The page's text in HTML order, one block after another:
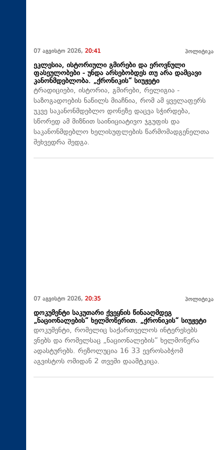
07 აგვისტო 2026, 20:41 პოლიტიკა
ეკლესია, ისტორიული გმირები და ეროვნული
ფასეულობები - უნდა არსებობდეს თუ არა დამცავი
კანონმდებლობა. „ქრონიკის“ სიუჟეტი
ტრადიციები, ისტორია, გმირები, რელიგია -
საზოგადოების ნაწილს მიაჩნია, რომ ამ ყველაფერს
უკვე საკანონმდებლო დონეზე დაცვა სჭირდება,
სწორედ ამ მიზნით საინიციატივო ჯგუფის და
საკანონმდებლო ხელისუფლების წარმომადგენელთა
შეხვედრა შედგა.
07 აგვისტო 2026, 20:35 პოლიტიკა
დოკუმენტი საკუთარი ქვეყნის წინააღმდეგ
„ნაციონალების“ ხელმოწერით. „ქრონიკის“ სიუჟეტი
დოკუმენტი, რომელიც საქართველოს ინტერესებს
ვნებს და რომელსაც „ნაციონალების“ ხელმოწერა
ადასტურებს. რეზოლუცია 16 33 ევროსაბჭომ
აგვისტოს ომიდან 2 თვეში დაამტკიცა.